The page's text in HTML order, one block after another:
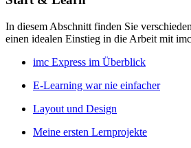
In diesem Abschnitt finden Sie
einen idealen Einstieg in die Arbeit mit
imc Express im Überblick
E-Learning war nie einfacher
Layout und Design
Meine ersten Lernprojekte